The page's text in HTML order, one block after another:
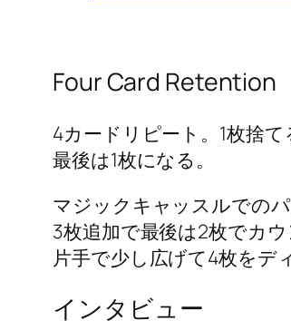
Four Card Retention
4カードリピート。1枚捨
最後は1枚になる。
マジックキャッスルでの
3枚追加で最後は2枚でカウ
片手で少し広げて4枚をデ
インタビュー